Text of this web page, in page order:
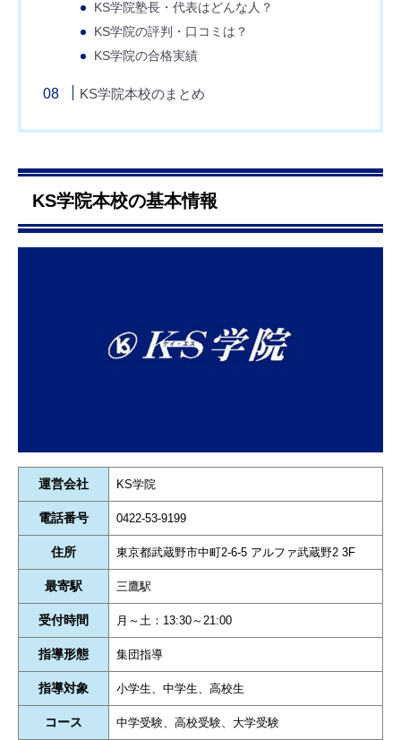
KS学院塾長・代表はどんな人？
KS学院の評判・口コミは？
KS学院の合格実績
KS学院本校のまとめ
KS学院本校の基本情報
運営会社 KS学院
電話番号 0422-53-9199
住所 東京都武蔵野市中町2-6-5 アルファ武蔵野2 3F
最寄駅 三鷹駅
受付時間 月～土：13:30～21:00
指導形態 集団指導
指導対象 小学生、中学生、高校生
コース 中学受験、高校受験、大学受験